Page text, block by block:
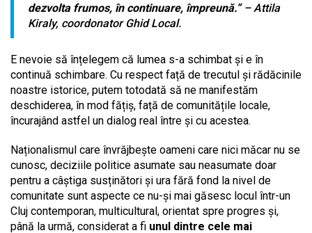
dezvolta frumos, în continuare, împreună.” – Attila
Kiraly, coordonator Ghid Local.
E nevoie să înțelegem că lumea s-a schimbat și e în
continuă schimbare. Cu respect față de trecutul și rădăcinile
noastre istorice, putem totodată să ne manifestăm
deschiderea, în mod fățiș, față de comunitățile locale,
încurajând astfel un dialog real între și cu acestea.
Naționalismul care învrăjbește oameni care nici măcar nu se
cunosc, deciziile politice asumate sau neasumate doar
pentru a câștiga susținători și ura fără fond la nivel de
comunitate sunt aspecte ce nu-și mai găsesc locul într-un
Cluj contemporan, multicultural, orientat spre progres și,
până la urmă, considerat a fi unul dintre cele mai